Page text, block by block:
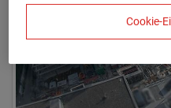
Cookie-